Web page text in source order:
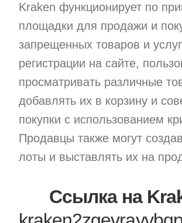
Kraken функционирует по
площадки для продажи и
запрещенных товаров и
регистрации на сайте,
просматривать различные
добавлять их в корзину и
покупки с использованием
Продавцы также могут
лоты и выставлять их на
Cсылка на